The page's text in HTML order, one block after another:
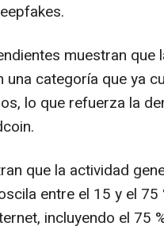
muestran que
una categoría que ya
lo que refuerza la
que la actividad
entre el 15 y el
incluyendo el 75